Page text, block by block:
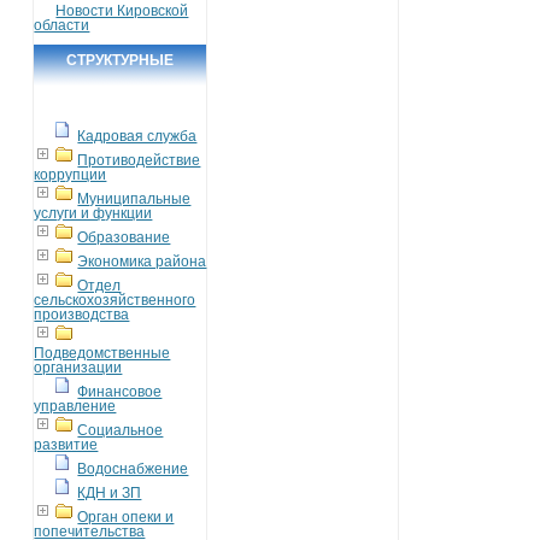
Новости Кировской
области
СТРУКТУРНЫЕ
Кадровая служба
Противодействие
коррупции
Муниципальные
услуги и функции
Образование
Экономика района
Отдел
сельскохозяйственного
производства
Подведомственные
организации
Финансовое
управление
Социальное
развитие
Водоснабжение
КДН и ЗП
Орган опеки и
попечительства